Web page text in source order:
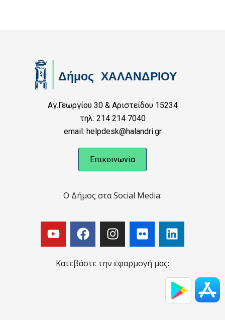
Αγ.Γεωργίου 30 & Αριστείδου 15234
τηλ: 214 214 7040
email: helpdesk@halandri.gr
Επικοινωνία
Ο Δήμος στα Social Media:
Κατεβάστε την εφαρμογή μας: